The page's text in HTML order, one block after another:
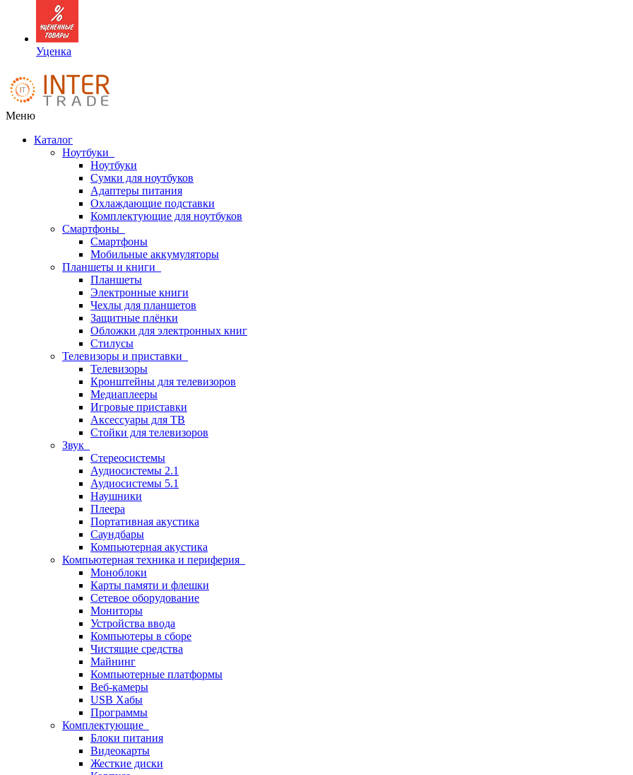
Уценка
Меню
Каталог
Ноутбуки
Ноутбуки
Сумки для ноутбуков
Адаптеры питания
Охлаждающие подставки
Комплектующие для ноутбуков
Смартфоны
Смартфоны
Мобильные аккумуляторы
Планшеты и книги
Планшеты
Электронные книги
Чехлы для планшетов
Защитные плёнки
Обложки для электронных книг
Стилусы
Телевизоры и приставки
Телевизоры
Кронштейны для телевизоров
Медиаплееры
Игровые приставки
Аксессуары для ТВ
Стойки для телевизоров
Звук
Стереосистемы
Аудиосистемы 2.1
Аудиосистемы 5.1
Наушники
Плеера
Портативная акустика
Саундбары
Компьютерная акустика
Компьютерная техника и периферия
Моноблоки
Карты памяти и флешки
Сетевое оборудование
Мониторы
Устройства ввода
Компьютеры в сборе
Чистящие средства
Майнинг
Компьютерные платформы
Веб-камеры
USB Хабы
Программы
Комплектующие
Блоки питания
Видеокарты
Жесткие диски